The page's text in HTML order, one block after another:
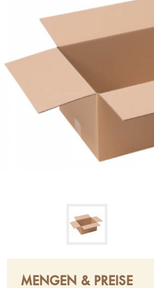
MENGEN & PREISE